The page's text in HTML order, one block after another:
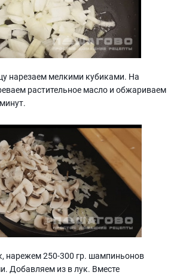
нарезаем мелкими кубиками. На
растительное масло и обжариваем
нарежем 250-300 гр. шампиньонов
Добавляем из в лук. Вместе